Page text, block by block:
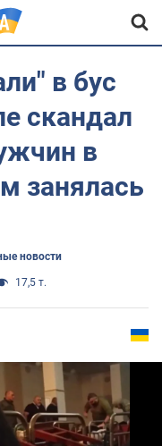
в бус
скандал
в
занялась
новости
17,5 т.